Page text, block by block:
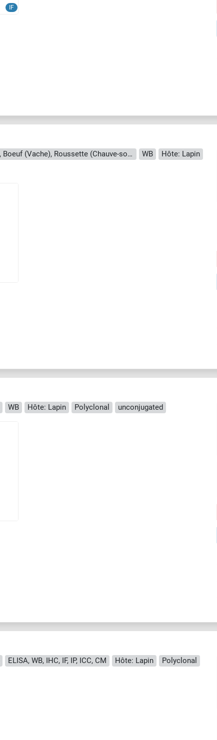
IF
Reactivité: Humain, Souris, Rat, Boeuf (Vache), Roussette (Chauve-souris) WB
Hôte: Lapin
WB Hôte: Lapin Polyclonal unconjugated
ELISA, WB, IHC, IF, IP, ICC, CM Hôte: Lapin
Polyclonal